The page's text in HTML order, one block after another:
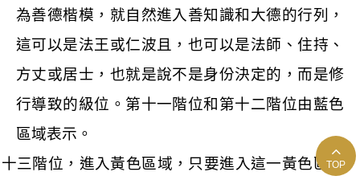
為善德楷模，就自然進入善知識和大德的行列，
這可以是法王或仁波且，也可以是法師、住持、
方丈或居士，也就是說不是身份決定的，而是修
行導致的級位。第十一階位和第十二階位由藍色
區域表示。
三階位，進入黃色區域，只要進入這一黃色區域
TOP